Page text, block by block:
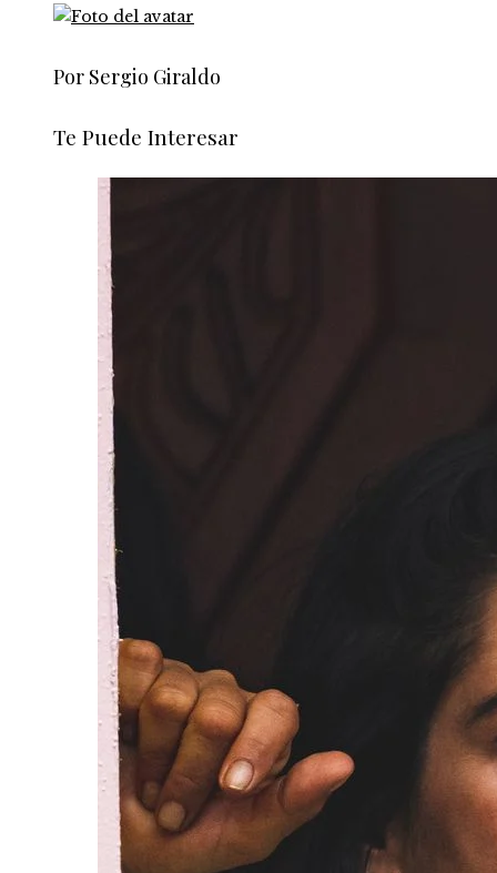
Por Sergio Giraldo
Te Puede Interesar